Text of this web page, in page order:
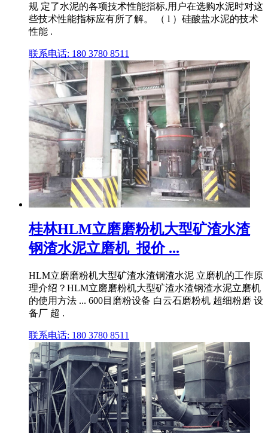
规 定了水泥的各项技术性能指标,用户在选购水泥时对这
些技术性能指标应有所了解。 （ l ）硅酸盐水泥的技术
性能 .
联系电话: 180 3780 8511
桂林HLM立磨磨粉机大型矿渣水渣
钢渣水泥立磨机_报价 ...
HLM立磨磨粉机大型矿渣水渣钢渣水泥 立磨机的工作原
理介绍？HLM立磨磨粉机大型矿渣水渣钢渣水泥立磨机
的使用方法 ... 600目磨粉设备 白云石磨粉机 超细粉磨 设
备厂 超 .
联系电话: 180 3780 8511